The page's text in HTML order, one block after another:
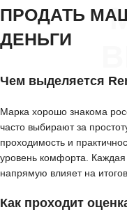
ПРОДАТЬ
ДЕНЬГИ
Чем выделяется
Марка хорошо знакома
часто выбирают за
проходимость и
уровень комфорта.
напрямую влияет на
Как проходит